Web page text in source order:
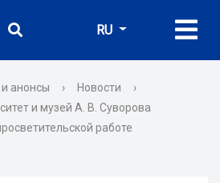
RU
анонсы › Новости
›
и музей А. В. Суворова
работе